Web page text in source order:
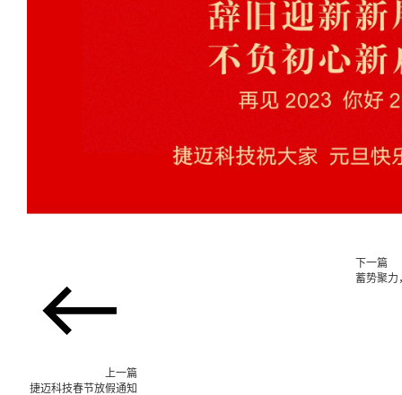
上一篇
捷迈科技春节放假通知
下一篇
蓄势聚力